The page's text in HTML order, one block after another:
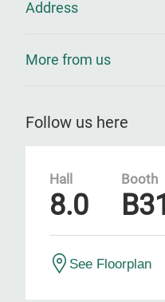
Address
More from us
Follow us here
Hall
8.0
Booth
B31
See Floorplan